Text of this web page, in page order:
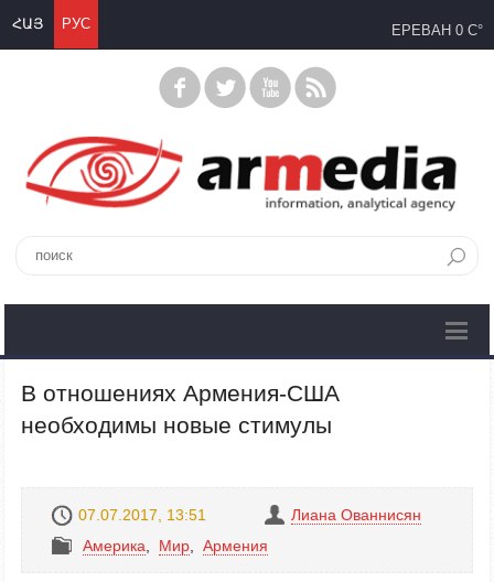
ՀԱՅ РУС ЕРЕВАН 0 C°
В отношениях Армения-США
необходимы новые стимулы
07.07.2017, 13:51
Лиана Ованнисян
Америка
Mир Армения